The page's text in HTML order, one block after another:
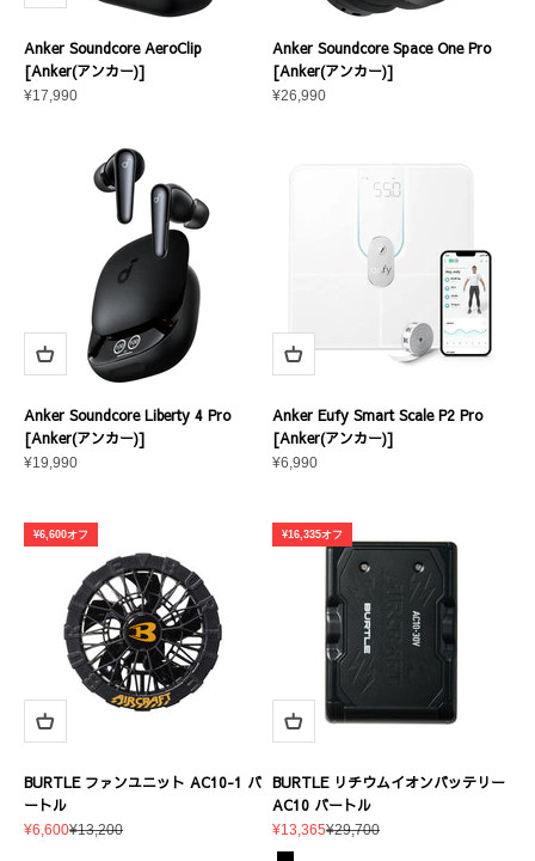
Anker Soundcore AeroClip
[Anker(アンカー)]
セール価格
¥17,990
Anker Soundcore Space One Pro
[Anker(アンカー)]
セール価格
¥26,990
Anker Soundcore Liberty 4 Pro
[Anker(アンカー)]
セール価格
¥19,990
Anker Eufy Smart Scale P2 Pro
[Anker(アンカー)]
セール価格
¥6,990
¥6,600オフ
BURTLE ファンユニット AC10-1 バ
ートル
セール価格
¥6,600通常価格
¥13,200
¥16,335オフ
BURTLE リチウムイオンバッテリー
AC10 バートル
セール価格
¥13,365通常価格
¥29,700
カラー